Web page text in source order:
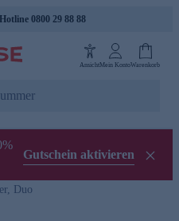
0800 29 88 88
AnsichtMein KontoWarenkorb
Gutschein aktivieren
Duo